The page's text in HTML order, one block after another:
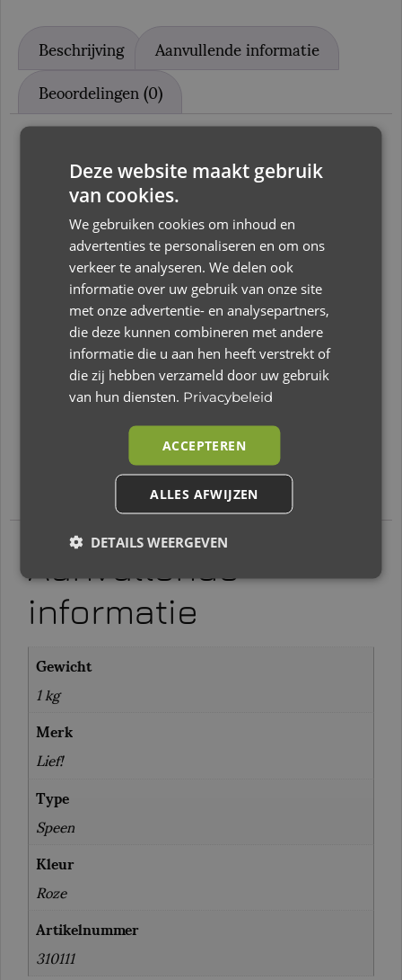
Beschrijving
Aanvullende informatie
Beoordelingen (0)
Beschrijving
Lief! Lifestyle Set van 2 spenen in verpakking
– Girl
De fopspeen van Lief! zorgt ervoor dat je baby
rustig wordt en blijft. Omdat een speen zachter
is dan een duim, komt er minder druk op de
tandjes te staan. Deze fopspeen is geschikt voor
kinderen vanaf 1 jaar. Deze fopspeen is turquoise
van kleur.
Kenmerken Lief! Fopspeen:
• Geschikt voor kinderen vanaf 1 jaar
• Vrolijk ontwerp
Aanvullende
informatie
Gewicht
1 kg
Merk
Lief!
Type
Speen
Kleur
Roze
Artikelnummer
310111
Deze website maakt gebruik
van cookies.
We gebruiken cookies om inhoud en
advertenties te personaliseren en om ons
verkeer te analyseren. We delen ook
informatie over uw gebruik van onze site
met onze advertentie- en analysepartners,
die deze kunnen combineren met andere
informatie die u aan hen heeft verstrekt of
die zij hebben verzameld door uw gebruik
van hun diensten. Privacybeleid
ACCEPTEREN
ALLES AFWIJZEN
DETAILS WEERGEVEN